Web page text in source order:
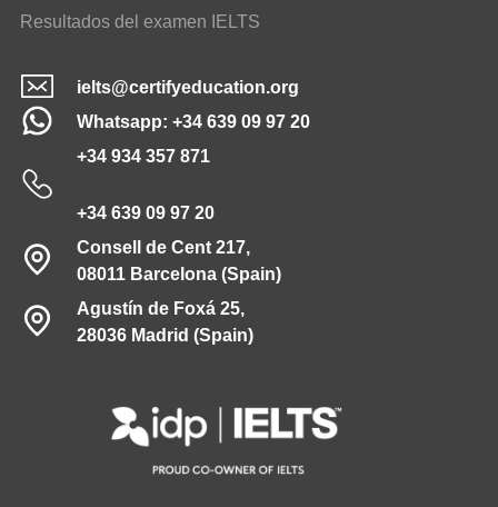
Resultados del examen IELTS
ielts@certifyeducation.org
Whatsapp: +34 639 09 97 20
+34 934 357 871
+34 639 09 97 20
Consell de Cent 217,
08011 Barcelona (Spain)
Agustín de Foxá 25,
28036 Madrid (Spain)